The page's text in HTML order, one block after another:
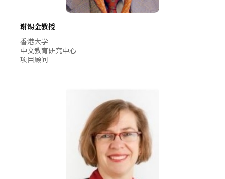
谢锡金教授
香港大学
中文教育研究中心
项目顾问